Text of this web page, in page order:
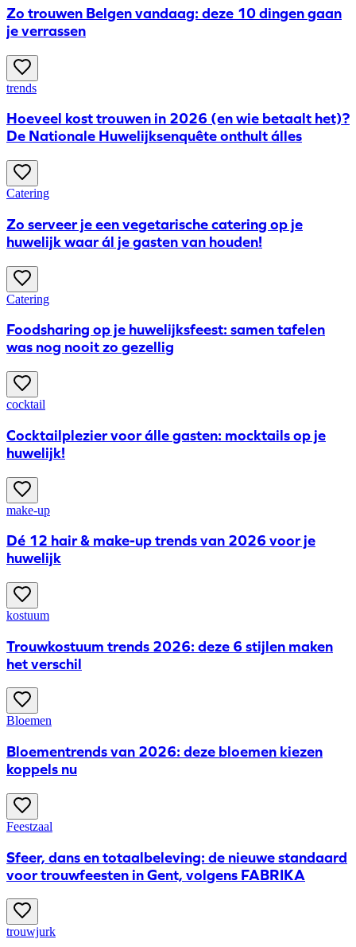
Zo trouwen Belgen vandaag: deze 10 dingen gaan
je verrassen
trends
Hoeveel kost trouwen in 2026 (en wie betaalt het)?
De Nationale Huwelijksenquête onthult álles
Catering
Zo serveer je een vegetarische catering op je
huwelijk waar ál je gasten van houden!
Catering
Foodsharing op je huwelijksfeest: samen tafelen
was nog nooit zo gezellig
cocktail
Cocktailplezier voor álle gasten: mocktails op je
huwelijk!
make-up
​Dé 12 hair & make-up trends van 2026 voor je
huwelijk
kostuum
Trouwkostuum trends 2026: deze 6 stijlen maken
het verschil
Bloemen
Bloementrends van 2026: deze bloemen kiezen
koppels nu
Feestzaal
​Sfeer, dans en totaalbeleving: de nieuwe standaard
voor trouwfeesten in Gent, volgens FABRIKA
trouwjurk